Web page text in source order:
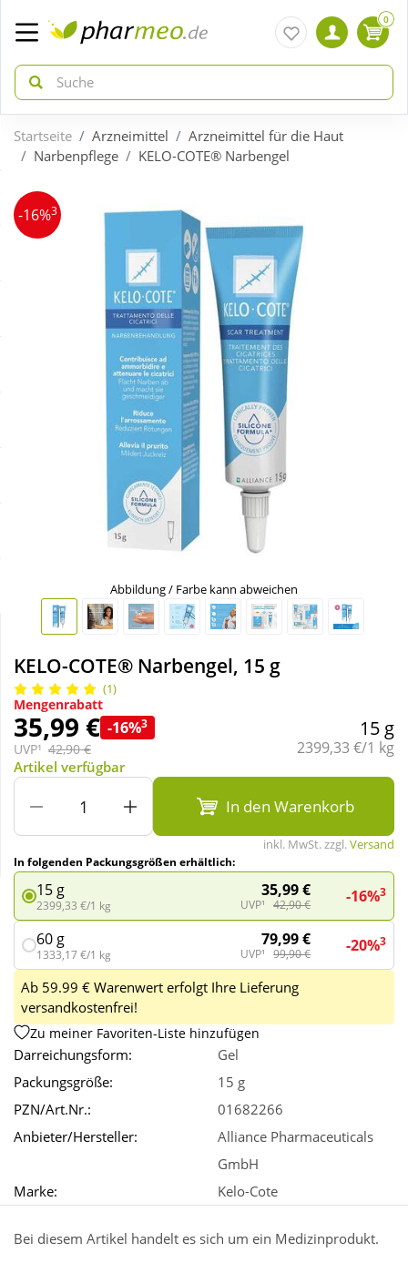
zurück
ÜBERSICHT AKTIONEN
Aktuelle Coupons
Täglich gut versorgt
zurück
ÜBERSICHT KATEGORIEN
Körperpflege & Kosmetik
Mutter & Kind
Nahrungsergänzung
Sanitätshaus
Sport & Fitness
Tierbedarf
Wellness
0
Startseite Arzneimittel
Arzneimittel für die Haut
Narbenpflege
KELO-COTE® Narbengel
-16%3
Abbildung / Farbe kann abweichen
KELO-COTE® Narbengel, 15 g
(1)
Mengenrabatt
35,99 € -16%3
UVP¹ 42,90 €
15 g
Grundpreis:
2399,33 €/1 kg
Artikel verfügbar
In den Warenkorb
inkl. MwSt. zzgl.Versand
In folgenden Packungsgrößen erhältlich:
15 g
2399,33 €/1 kg
35,99 €
UVP¹ 42,90 € -16%3
60 g
1333,17 €/1 kg
79,99 €
UVP¹ 99,90 € -20%3
Ab 59.99 € Warenwert erfolgt Ihre Lieferung
versandkostenfrei!
Zu meiner Favoriten-Liste hinzufügen
Darreichungsform:
Gel
Packungsgröße:
15 g
PZN/Art.Nr.:
01682266
Anbieter/Hersteller:
Alliance Pharmaceuticals
GmbH
Marke:
Kelo-Cote
Bei diesem Artikel handelt es sich um ein Medizinprodukt.